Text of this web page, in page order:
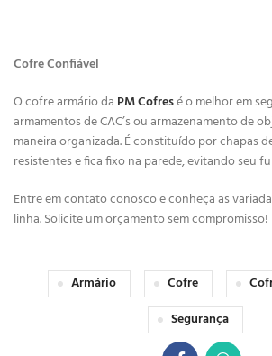
Cofre Confiável
O cofre armário da PM Cofresé o melhor em
armamentos de CAC’s ou armazenamento de
maneira organizada. É constituído por chapas
resistentes e fica fixo na parede, evitando seu
Entre em contato conosco e conheça as
linha. Solicite um orçamento sem compromisso!
Armário Cofre
Segurança